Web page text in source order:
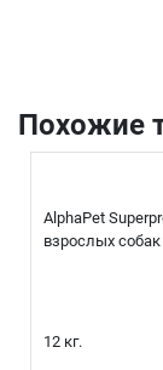
Похожие
AlphaPet
взрослых
12 кг.